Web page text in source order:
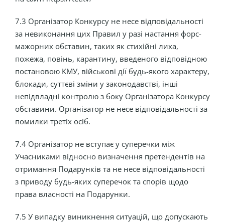
7.3 Організатор Конкурсу не несе відповідальності
за невиконання цих Правил у разі настання форс-
мажорних обставин, таких як стихійні лиха,
пожежа, повінь, карантину, введеного відповідною
постановою КМУ, військові дії будь-якого характеру,
блокади, суттєві зміни у законодавстві, інші
непідвладні контролю з боку Організатора Конкурсу
обставини. Організатор не несе відповідальності за
помилки третіх осіб.
7.4 Організатор не вступає у суперечки між
Учасниками відносно визначення претендентів на
отримання Подарунків та не несе відповідальності
з приводу будь-яких суперечок та спорів щодо
права власності на Подарунки.
7.5 У випадку виникнення ситуацій, що допускають